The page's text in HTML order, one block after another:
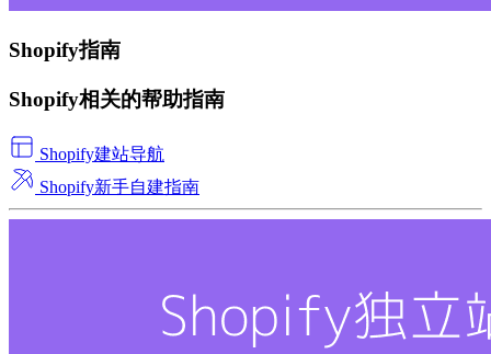
Shopify指南
Shopify相关的帮助指南
Shopify建站导航
Shopify新手自建指南